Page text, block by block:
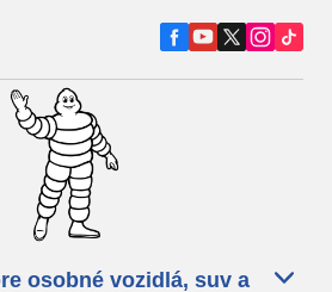
osobné vozidlá, suv a